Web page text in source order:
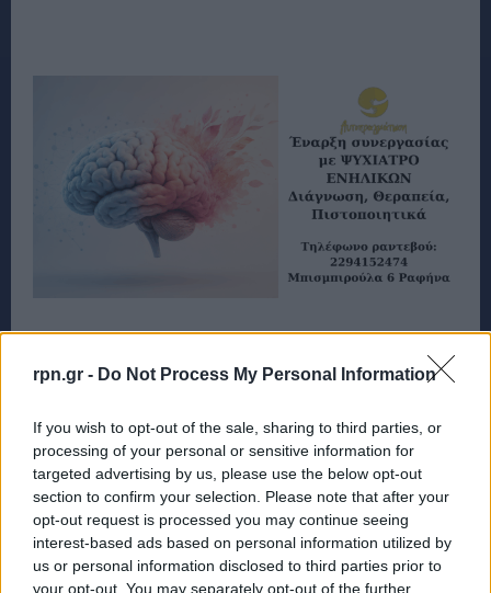
rpn.gr - Do Not Process My Personal Information
If you wish to opt-out of the sale, sharing to third parties, or
processing of your personal or sensitive information for
targeted advertising by us, please use the below opt-out
section to confirm your selection. Please note that after your
opt-out request is processed you may continue seeing
interest-based ads based on personal information utilized by
us or personal information disclosed to third parties prior to
your opt-out. You may separately opt-out of the further